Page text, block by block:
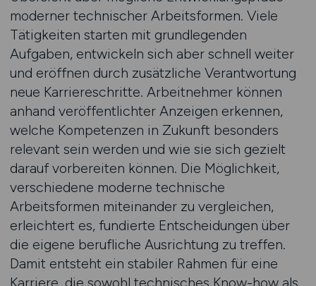
moderner technischer Arbeitsformen. Viele
Tätigkeiten starten mit grundlegenden
Aufgaben, entwickeln sich aber schnell weiter
und eröffnen durch zusätzliche Verantwortung
neue Karriereschritte. Arbeitnehmer können
anhand veröffentlichter Anzeigen erkennen,
welche Kompetenzen in Zukunft besonders
relevant sein werden und wie sie sich gezielt
darauf vorbereiten können. Die Möglichkeit,
verschiedene moderne technische
Arbeitsformen miteinander zu vergleichen,
erleichtert es, fundierte Entscheidungen über
die eigene berufliche Ausrichtung zu treffen.
Damit entsteht ein stabiler Rahmen für eine
Karriere, die sowohl technisches Know-how als